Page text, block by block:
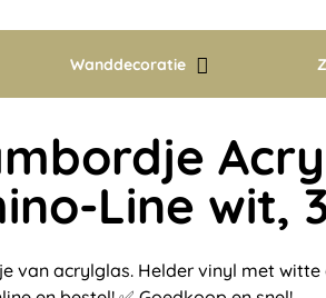
Wanddecoratie
Line wit,
van acrylglas. Helder vinyl met witte
en bestel! ✅ Goedkoop en snel!